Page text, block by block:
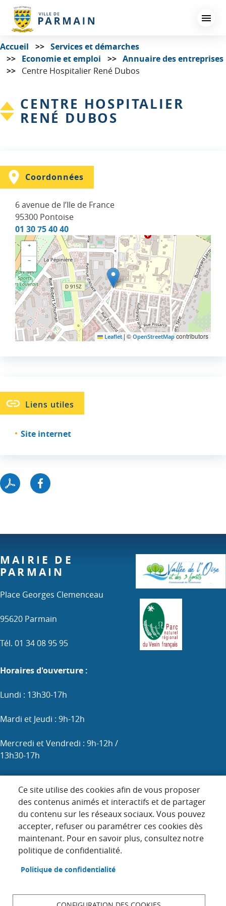
principal
Accueil
Services et démarches
Economie et emploi
Annuaire des entreprises
Centre Hospitalier René Dubos
CENTRE HOSPITALIER
RENÉ DUBOS
Coordonnées
6 avenue de l’Ile de France
95300 Pontoise
01 30 75 40 40
+
−
Leaflet | © OpenStreetMapcontributors
Liens utiles
Site internet
Ce site utilise des cookies afin de vous proposer
des contenus animés et interactifs et de partager
du contenu sur les réseaux sociaux. Vous pouvez
accepter, refuser ou paramétrer ces cookies dès
maintenant. Pour en savoir plus, consultez notre
politique de confidentialité.
Politique de confidentialité
MAIRIE DE
PARMAIN
Place Georges Clemenceau
95620 Parmain
Tél. 01 34 08 95 95
Horaires d'ouverture :
Lundi : 13h30-17h
Mardi et Jeudi : 9h-12h
Mercredi et Vendredi : 9h-12h /
13h30-17h
Menu
Pied
page
ACCUEIL
PLAN DU SITE
CONTACT
DONNÉES PERSONNELLES